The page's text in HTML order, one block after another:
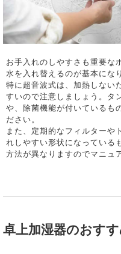
お手入れのしやすさも重要な
水を入れ替えるのが基本にな
特に超音波式は、加熱しない
すいので注意しましょう。タ
や、除菌機能が付いているも
ださい。
また、定期的なフィルターや
れしやすい形状になっている
方法が異なりますのでマニュ
卓上加湿器のおす